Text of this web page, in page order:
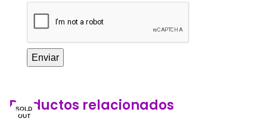
Productos relacionados
SOLD
OUT
-40%
-20%
-10%